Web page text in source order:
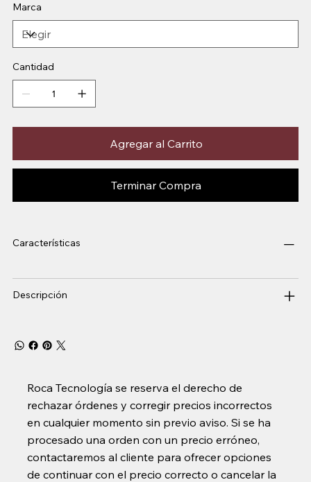
Marca
Cantidad
Agregar al Carrito
Terminar Compra
Características
Descripción
Roca Tecnología se reserva el derecho de
rechazar órdenes y corregir precios incorrectos
en cualquier momento sin previo aviso. Si se ha
procesado una orden con un precio erróneo,
contactaremos al cliente para ofrecer opciones
de continuar con el precio correcto o cancelar la